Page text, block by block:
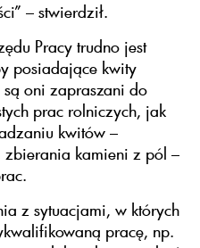
– stwierdził.
Pracy trudno jest
posiadające kwity
oni zapraszani do
prac rolniczych, jak
kwitów –
kamieni z pól –
z sytuacjami, w których
pracę, np.